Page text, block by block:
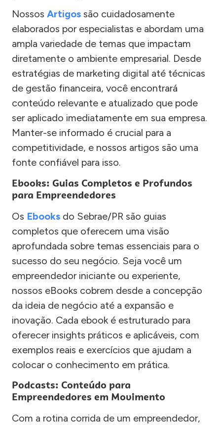
Nossos Artigos são cuidadosamente
elaborados por especialistas e abordam uma
ampla variedade de temas que impactam
diretamente o ambiente empresarial. Desde
estratégias de marketing digital até técnicas
de gestão financeira, você encontrará
conteúdo relevante e atualizado que pode
ser aplicado imediatamente em sua empresa.
Manter-se informado é crucial para a
competitividade, e nossos artigos são uma
fonte confiável para isso.
Ebooks: Guias Completos e Profundos
para Empreendedores
Os Ebooks do Sebrae/PR são guias
completos que oferecem uma visão
aprofundada sobre temas essenciais para o
sucesso do seu negócio. Seja você um
empreendedor iniciante ou experiente,
nossos eBooks cobrem desde a concepção
da ideia de negócio até a expansão e
inovação. Cada ebook é estruturado para
oferecer insights práticos e aplicáveis, com
exemplos reais e exercícios que ajudam a
colocar o conhecimento em prática.
Podcasts: Conteúdo para
Empreendedores em Movimento
Com a rotina corrida de um empreendedor,